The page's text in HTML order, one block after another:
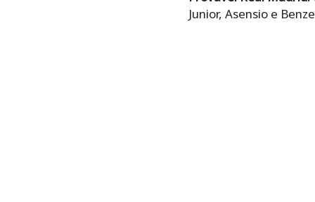
Junior, Asensio e